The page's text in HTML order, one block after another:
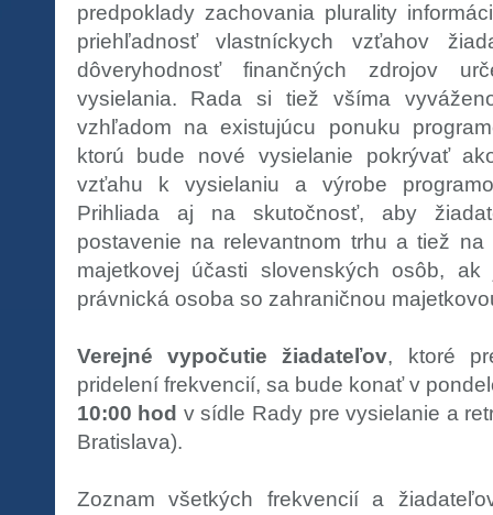
predpoklady zachovania plurality
priehľadnosť vlastníckych vzťahov
dôveryhodnosť finančných zdrojov
vysielania. Rada si tiež všíma
vzhľadom na existujúcu ponuku
ktorú bude nové vysielanie pokrývať
vzťahu k vysielaniu a výrobe
Prihliada aj na skutočnosť, aby
postavenie na relevantnom trhu a tiež na
majetkovej účasti slovenských osôb,
právnická osoba so zahraničnou
Verejné vypočutie žiadateľov, ktoré
pridelení frekvencií, sa bude konať v
10:00 hod v sídle Rady pre vysielanie a
Bratislava).
Zoznam všetkých frekvencií a